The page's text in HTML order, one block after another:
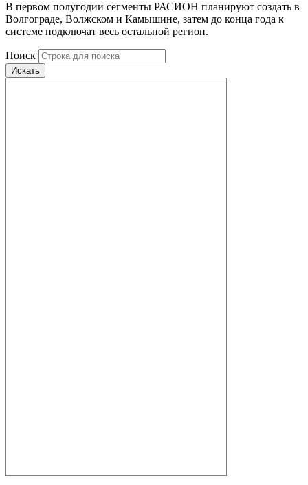
В первом полугодии сегменты РАСИОН планируют создать в
Волгограде, Волжском и Камышине, затем до конца года к
системе подключат весь остальной регион.
Поиск
Искать